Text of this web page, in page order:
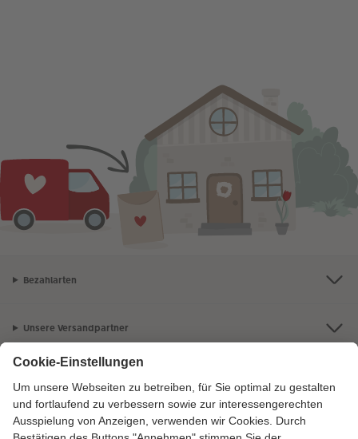
Bezahlarten
Unsere Versandpartner
Zertifizierungen & Initiativen